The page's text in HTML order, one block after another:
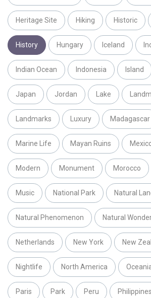
Heritage Site Hiking Historic
History Hungary Iceland
Indian Ocean Indonesia Island
Japan Jordan Lake
Landmarks Luxury Madagascar
Marine Life Mayan Ruins
Modern Monument Morocco
Music National Park Natural
Natural Phenomenon Natural
Netherlands New York New
Nightlife North America
Paris Park Peru Philippines